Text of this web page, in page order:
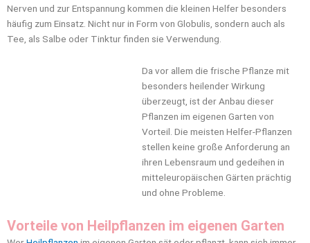
Nerven und zur Entspannung kommen die kleinen Helfer besonders
häufig zum Einsatz. Nicht nur in Form von Globulis, sondern auch als
Tee, als Salbe oder Tinktur finden sie Verwendung.
Da vor allem die frische Pflanze mit
besonders heilender Wirkung
überzeugt, ist der Anbau dieser
Pflanzen im eigenen Garten von
Vorteil. Die meisten Helfer-Pflanzen
stellen keine große Anforderung an
ihren Lebensraum und gedeihen in
mitteleuropäischen Gärten prächtig
und ohne Probleme.
Vorteile von Heilpflanzen im eigenen Garten